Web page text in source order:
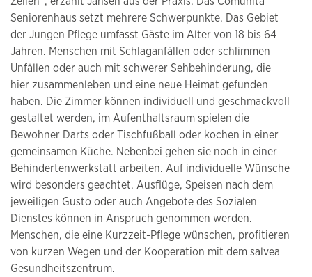
Seniorenhaus setzt mehrere Schwerpunkte. Das Gebiet
der Jungen Pflege umfasst Gäste im Alter von 18 bis 64
Jahren. Menschen mit Schlaganfällen oder schlimmen
Unfällen oder auch mit schwerer Sehbehinderung, die
hier zusammenleben und eine neue Heimat gefunden
haben. Die Zimmer können individuell und geschmackvoll
gestaltet werden, im Aufenthaltsraum spielen die
Bewohner Darts oder Tischfußball oder kochen in einer
gemeinsamen Küche. Nebenbei gehen sie noch in einer
Behindertenwerkstatt arbeiten. Auf individuelle Wünsche
wird besonders geachtet. Ausflüge, Speisen nach dem
jeweiligen Gusto oder auch Angebote des Sozialen
Dienstes können in Anspruch genommen werden.
Menschen, die eine Kurzzeit-Pflege wünschen, profitieren
von kurzen Wegen und der Kooperation mit dem salvea
Gesundheitszentrum.